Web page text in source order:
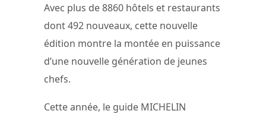
Avec plus de 8860 hôtels et restaurants
dont 492 nouveaux, cette nouvelle
édition montre la montée en puissance
d’une nouvelle génération de jeunes
chefs.
Cette année, le guide MICHELIN